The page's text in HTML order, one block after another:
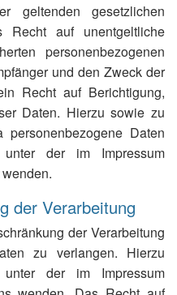
geltenden gesetzlichen
Recht auf unentgeltliche
personenbezogenen
und den Zweck der
Recht auf Berichtigung,
Daten. Hierzu sowie zu
Daten
der im Impressum
der Verarbeitung
der Verarbeitung
zu verlangen. Hierzu
der im Impressum